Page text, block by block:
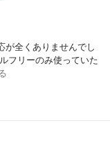
が全くありませんでし
フリーのみ使っていた